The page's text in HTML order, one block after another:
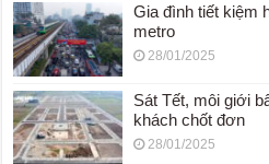
Gia đình tiết kiệm
metro
28/01/2025
Sát Tết, môi giới
khách chốt đơn
28/01/2025